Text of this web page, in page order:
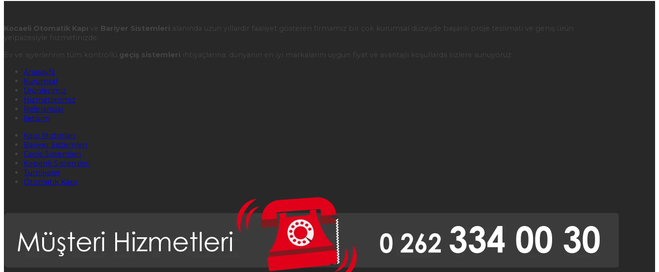
Kocaeli Otomatik Kapı ve Bariyer Sistemleri alanında uzun yıllardır faaliyet gösteren firmamız bir çok kurumsal düzeyde başarılı proje teslimatı ve geniş ürün
yelpazesiyle hizmetinizde.
Ev ve işyerlerinin tüm kontrollü geçiş sistemleri ihtiyaçlarına; dünyanın en iyi markalarını uygun fiyat ve avantajlı koşullarda sizlere sunuyoruz.
Anasayfa
Kurumsal
Ürünlerimiz
Hizmetlerimiz
Referanslar
İletişim
Kapı Motorları
Bariyer Sistemleri
Geçiş Sistemleri
Kepenk Sistemleri
Turnikeler
Otomatik Kapı